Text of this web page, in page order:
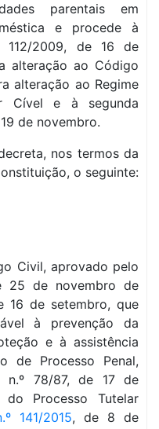
parentais em
e procede à
112/2009, de 16 de
alteração ao Código
alteração ao Regime
Cível e à segunda
de novembro.
nos termos da
o seguinte:
Civil, aprovado pelo
25 de novembro de
16 de setembro, que
à prevenção da
e à assistência
de Processo Penal,
n.º 78/87, de 17 de
Processo Tutelar
141/2015, de 8 de